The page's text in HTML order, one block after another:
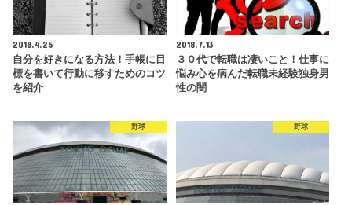
2018.4.25
自分を好きになる方法！手帳に目
標を書いて行動に移すためのコツ
を紹介
2018.7.13
３０代で転職は凄いこと！仕事に
悩み心を病んだ転職未経験独身男
性の闇
野球 野球